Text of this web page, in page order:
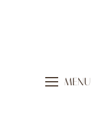
MENU